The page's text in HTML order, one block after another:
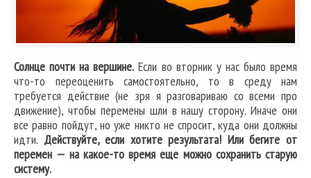
Солнце почти на вершине. Если во вторник у нас было время
что-то переоценить самостоятельно, то в среду нам
требуется действие (не зря я разговариваю со всеми про
движение), чтобы перемены шли в нашу сторону. Иначе они
все равно пойдут, но уже никто не спросит, куда они должны
идти. Действуйте, если хотите результата! Или бегите от
перемен — на какое-то время еще можно сохранить старую
систему.